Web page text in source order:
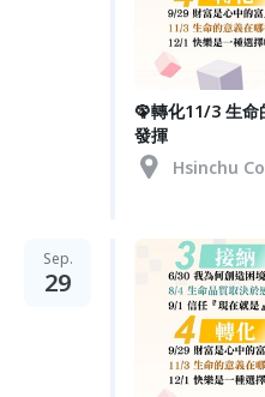
🦚轉化11/3 生命
發揮
Hsinchu
Sep.
29